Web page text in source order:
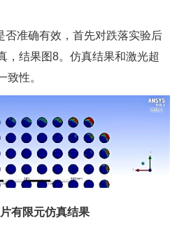
否准确有效，首先对跌落实验后
，结果图8。仿真结果和激光超
致性。
有限元仿真结果